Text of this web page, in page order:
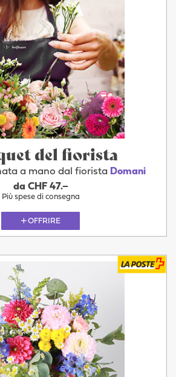
del fiorista
a mano dal fiorista Domani
da CHF 47.–
Più spese di consegna
OFFRIRE